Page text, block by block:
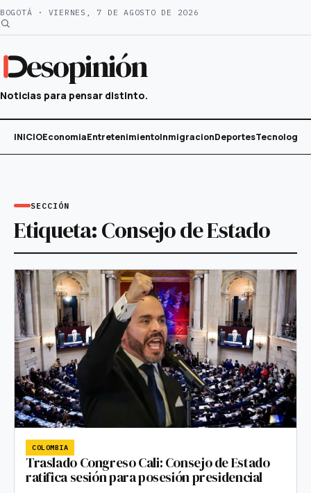
Saltar
al
BOGOTÁ · VIERNES, 7 DE AGOSTO DE 2026
esopinión
Noticias para pensar distinto.
INICIOEconomiaEntretenimientoInmigracionDeportesTecnología
SECCIÓN
Etiqueta:Consejo de Estado
COLOMBIA
Traslado Congreso Cali: Consejo de Estado
ratifica sesión para posesión presidencial